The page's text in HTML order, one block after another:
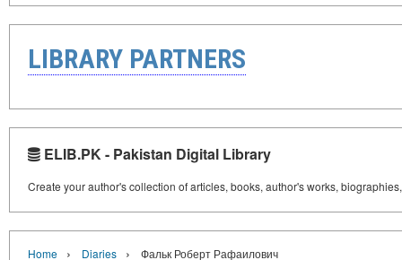
LIBRARY PARTNERS
ELIB.PK - Pakistan Digital Library
Create your author's collection of articles, books, author's works,
Home › Diaries › Фальк Роберт Рафаилович